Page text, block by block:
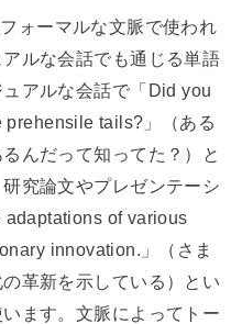
ォーマルな文脈で使われ
ルな会話でも通じる単語
アルな会話で「Did you
tails?」（ある
んだって知ってた？）と
究論文やプレゼンテーシ
adaptations of various
innovation.」（さま
革新を示している）とい
ます。文脈によってトー